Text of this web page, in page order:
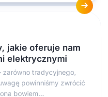
jakie oferuje nam
elektrycznymi
zarówno tradycyjnego,
powinniśmy zwrócić
bowiem...